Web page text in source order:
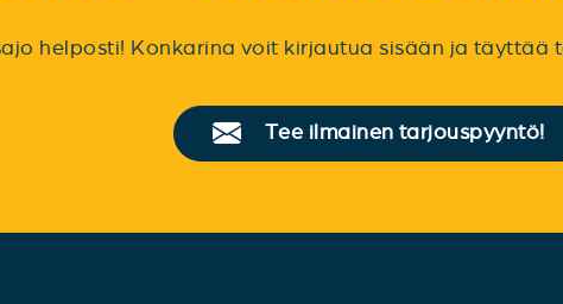
helposti! Konkarina voit kirjautua sisään ja täyttää
Tee ilmainen tarjouspyyntö!